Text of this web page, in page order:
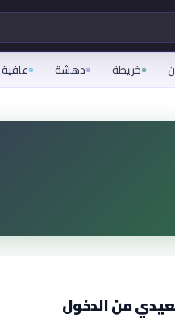
خريطة دهشة عافية
من الدخول